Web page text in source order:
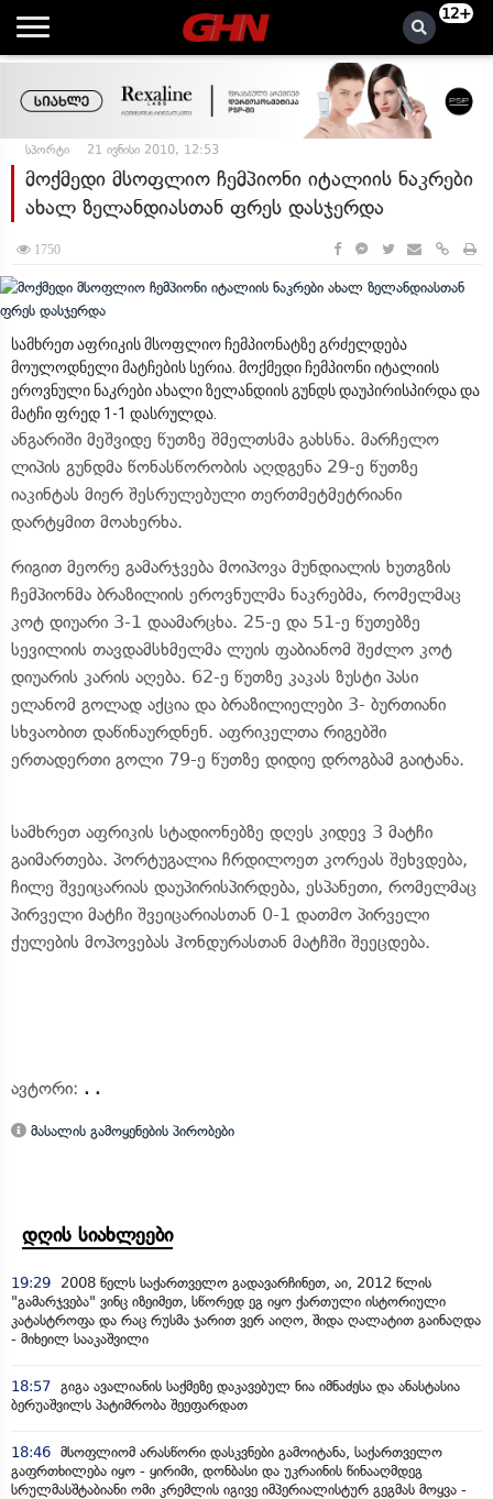
12+
სპორტი 21 ივნისი 2010, 12:53
მოქმედი მსოფლიო ჩემპიონი იტალიის ნაკრები
ახალ ზელანდიასთან ფრეს დასჯერდა
1750
სამხრეთ აფრიკის მსოფლიო ჩემპიონატზე გრძელდება
მოულოდნელი მატჩების სერია. მოქმედი ჩემპიონი იტალიის
ეროვნული ნაკრები ახალი ზელანდიის გუნდს დაუპირისპირდა და
მატჩი ფრედ 1-1 დასრულდა.
ანგარიში მეშვიდე წუთზე შმელთსმა გახსნა. მარჩელო
ლიპის გუნდმა წონასწორობის აღდგენა 29-ე წუთზე
იაკინტას მიერ შესრულებული თერთმეტმეტრიანი
დარტყმით მოახერხა.
რიგით მეორე გამარჯვება მოიპოვა მუნდიალის ხუთგზის
ჩემპიონმა ბრაზილიის ეროვნულმა ნაკრებმა, რომელმაც
კოტ დიუარი 3-1 დაამარცხა. 25-ე და 51-ე წუთებზე
სევილიის თავდამსხმელმა ლუის ფაბიანომ შეძლო კოტ
დიუარის კარის აღება. 62-ე წუთზე კაკას ზუსტი პასი
ელანომ გოლად აქცია და ბრაზილიელები 3- ბურთიანი
სხვაობით დაწინაურდნენ. აფრიკელთა რიგებში
ერთადერთი გოლი 79-ე წუთზე დიდიე დროგბამ გაიტანა.
სამხრეთ აფრიკის სტადიონებზე დღეს კიდევ 3 მატჩი
გაიმართება. პორტუგალია ჩრდილოეთ კორეას შეხვდება,
ჩილე შვეიცარიას დაუპირისპირდება, ესპანეთი, რომელმაც
პირველი მატჩი შვეიცარიასთან 0-1 დათმო პირველი
ქულების მოპოვებას ჰონდურასთან მატჩში შეეცდება.
ავტორი: . .
მასალის გამოყენების პირობები
დღის სიახლეები
19:29
2008 წელს საქართველო გადავარჩინეთ, აი, 2012 წლის
"გამარჯვება" ვინც იზეიმეთ, სწორედ ეგ იყო ქართული ისტორიული
კატასტროფა და რაც რუსმა ჯარით ვერ აიღო, შიდა ღალატით გაინაღდა
- მიხეილ სააკაშვილი
18:57 გიგა ავალიანის საქმეზე დაკავებულ ნია იმნაძესა და ანასტასია
ბერუაშვილს პატიმრობა შეეფარდათ
18:46 მსოფლიომ არასწორი დასკვნები გამოიტანა, საქართველო
გაფრთხილება იყო - ყირიმი, დონბასი და უკრაინის წინააღმდეგ
სრულმასშტაბიანი ომი კრემლის იგივე იმპერიალისტურ გეგმას მოყვა -